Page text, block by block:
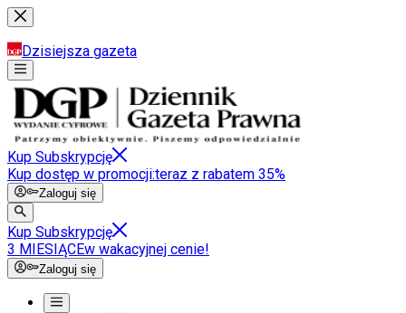
Dzisiejsza gazeta
Kup Subskrypcję
Kup dostęp w promocji:teraz z rabatem 35%
Zaloguj się
Kup Subskrypcję
3 MIESIĄCEw wakacyjnej cenie!
Zaloguj się